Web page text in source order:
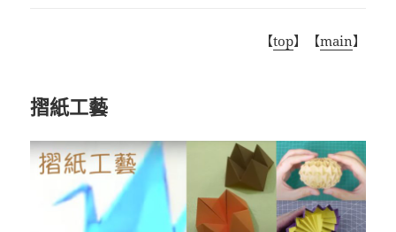
【top】【main】
摺紙工藝